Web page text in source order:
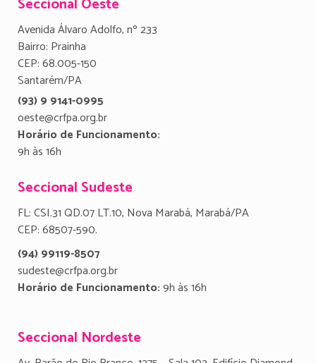
Avenida Álvaro Adolfo, nº 233
Bairro: Prainha
CEP: 68.005-150
Santarém/PA
(93) 9 9141-0995
oeste@crfpa.org.br
Horário de Funcionamento:
9h às 16h
Seccional Sudeste
FL: CSI.31 QD.07 LT.10, Nova Marabá, Marabá/PA
CEP: 68507-590.
(94) 99119-8507
sudeste@crfpa.org.br
Horário de Funcionamento:9h às 16h
Seccional Nordeste